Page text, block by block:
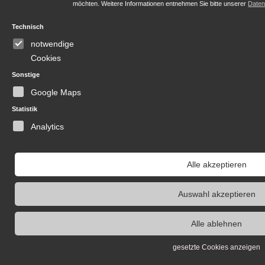
möchten. Weitere Informationen entnehmen Sie bitte unserer
Technisch
notwendige
Cookies
Sonstige
Google Maps
Statistik
Analytics
Alle akzeptieren
Auswahl akzeptieren
Alle ablehnen
gesetzte Cookies anzeigen